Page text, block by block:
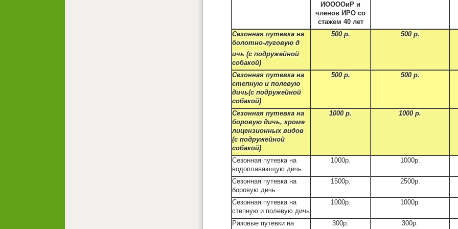
ИООООиР и
членов ИРО со
стажем 40 лет
Сезонная путевка на
болотно-луговую д
ичь (с подружейной
собакой)
500 р. 500 р.
Сезонная путевка на
степную и полевую
дичь(с подружейной
собакой)
500 р. 500 р.
Сезонная путевка на
боровую дичь, кроме
лицензионных видов
(с подружейной
собакой)
1000 р. 1000 р.
Сезонная путевка на
водоплавающую дичь
1000р. 1000р.
Сезонная путевка на
боровую дичь
1500р. 2500р.
Сезонная путевка на
степную и полевую дичь
1000р. 1000р.
Разовые путевки на
300р. 300р.